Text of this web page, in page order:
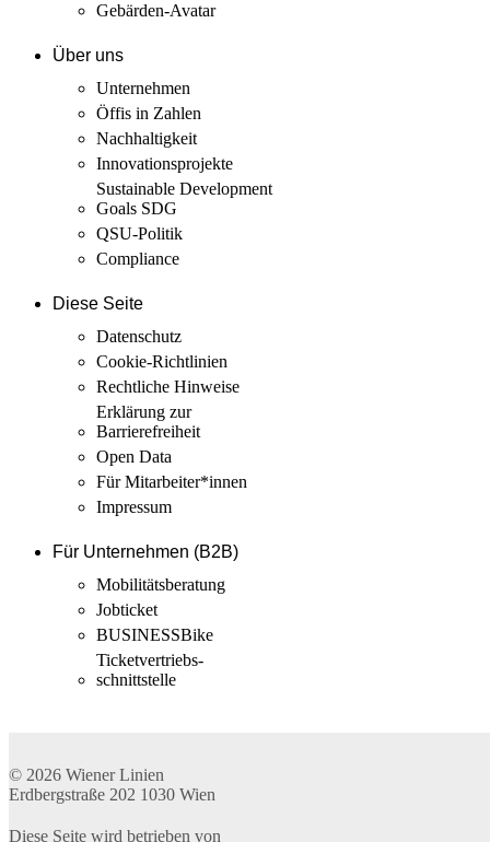
Gebärden-Avatar
Über uns
Unternehmen
Öffis in Zahlen
Nachhaltigkeit
Innovations­projekte
Sustainable Development
Goals SDG
QSU-Politik
Compliance
Diese Seite
Datenschutz
Cookie-Richtlinien
Rechtliche Hinweise
Erklärung zur
Barrierefreiheit
Open Data
Für Mitarbeiter­*innen
Impressum
Für Unternehmen (B2B)
Mobilitäts­beratung
Jobticket
BUSINESSBike
Ticketvertriebs­
schnittstelle
© 2026 Wiener Linien
Erdbergstraße 202 1030 Wien
Diese Seite wird betrieben von